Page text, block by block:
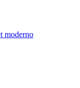
moderno